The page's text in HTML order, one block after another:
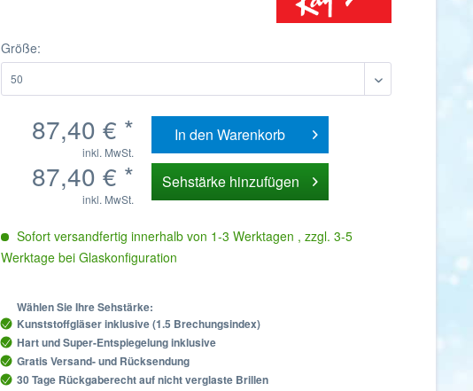
Größe:
87,40 € *
inkl. MwSt.
In den Warenkorb
87,40 € *
inkl. MwSt.
Sehstärke hinzufügen
Sofort versandfertig innerhalb von 1-3 Werktagen , zzgl. 3-5
Werktage bei Glaskonfiguration
Wählen Sie Ihre Sehstärke:
Kunststoffgläser inklusive (1.5 Brechungsindex)
Hart und Super-Entspiegelung inklusive
Gratis Versand- und Rücksendung
30 Tage Rückgaberecht auf nicht verglaste Brillen